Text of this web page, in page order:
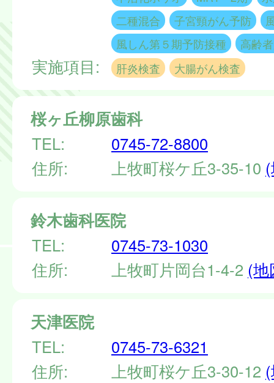
二種混合
子宮頸がん予防
風しん第５期予防接種
高齢
実施項目: 肝炎検査 大腸がん検査
桜ヶ丘柳原歯科
TEL:
0745-72-8800
住所:
上牧町桜ケ丘3-35-10
鈴木歯科医院
TEL:
0745-73-1030
住所:
上牧町片岡台1-4-2 (地
天津医院
TEL:
0745-73-6321
住所:
上牧町桜ケ丘3-30-12